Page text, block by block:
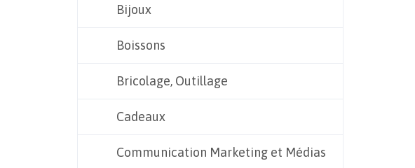
Bijoux
Boissons
Bricolage, Outillage
Cadeaux
Communication Marketing et Médias